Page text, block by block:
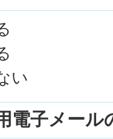
い
電子メール